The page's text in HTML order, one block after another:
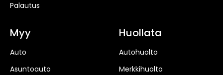
Palautus
Myy
Auto
Asuntoauto
Huollata
Autohuolto
Merkkihuolto